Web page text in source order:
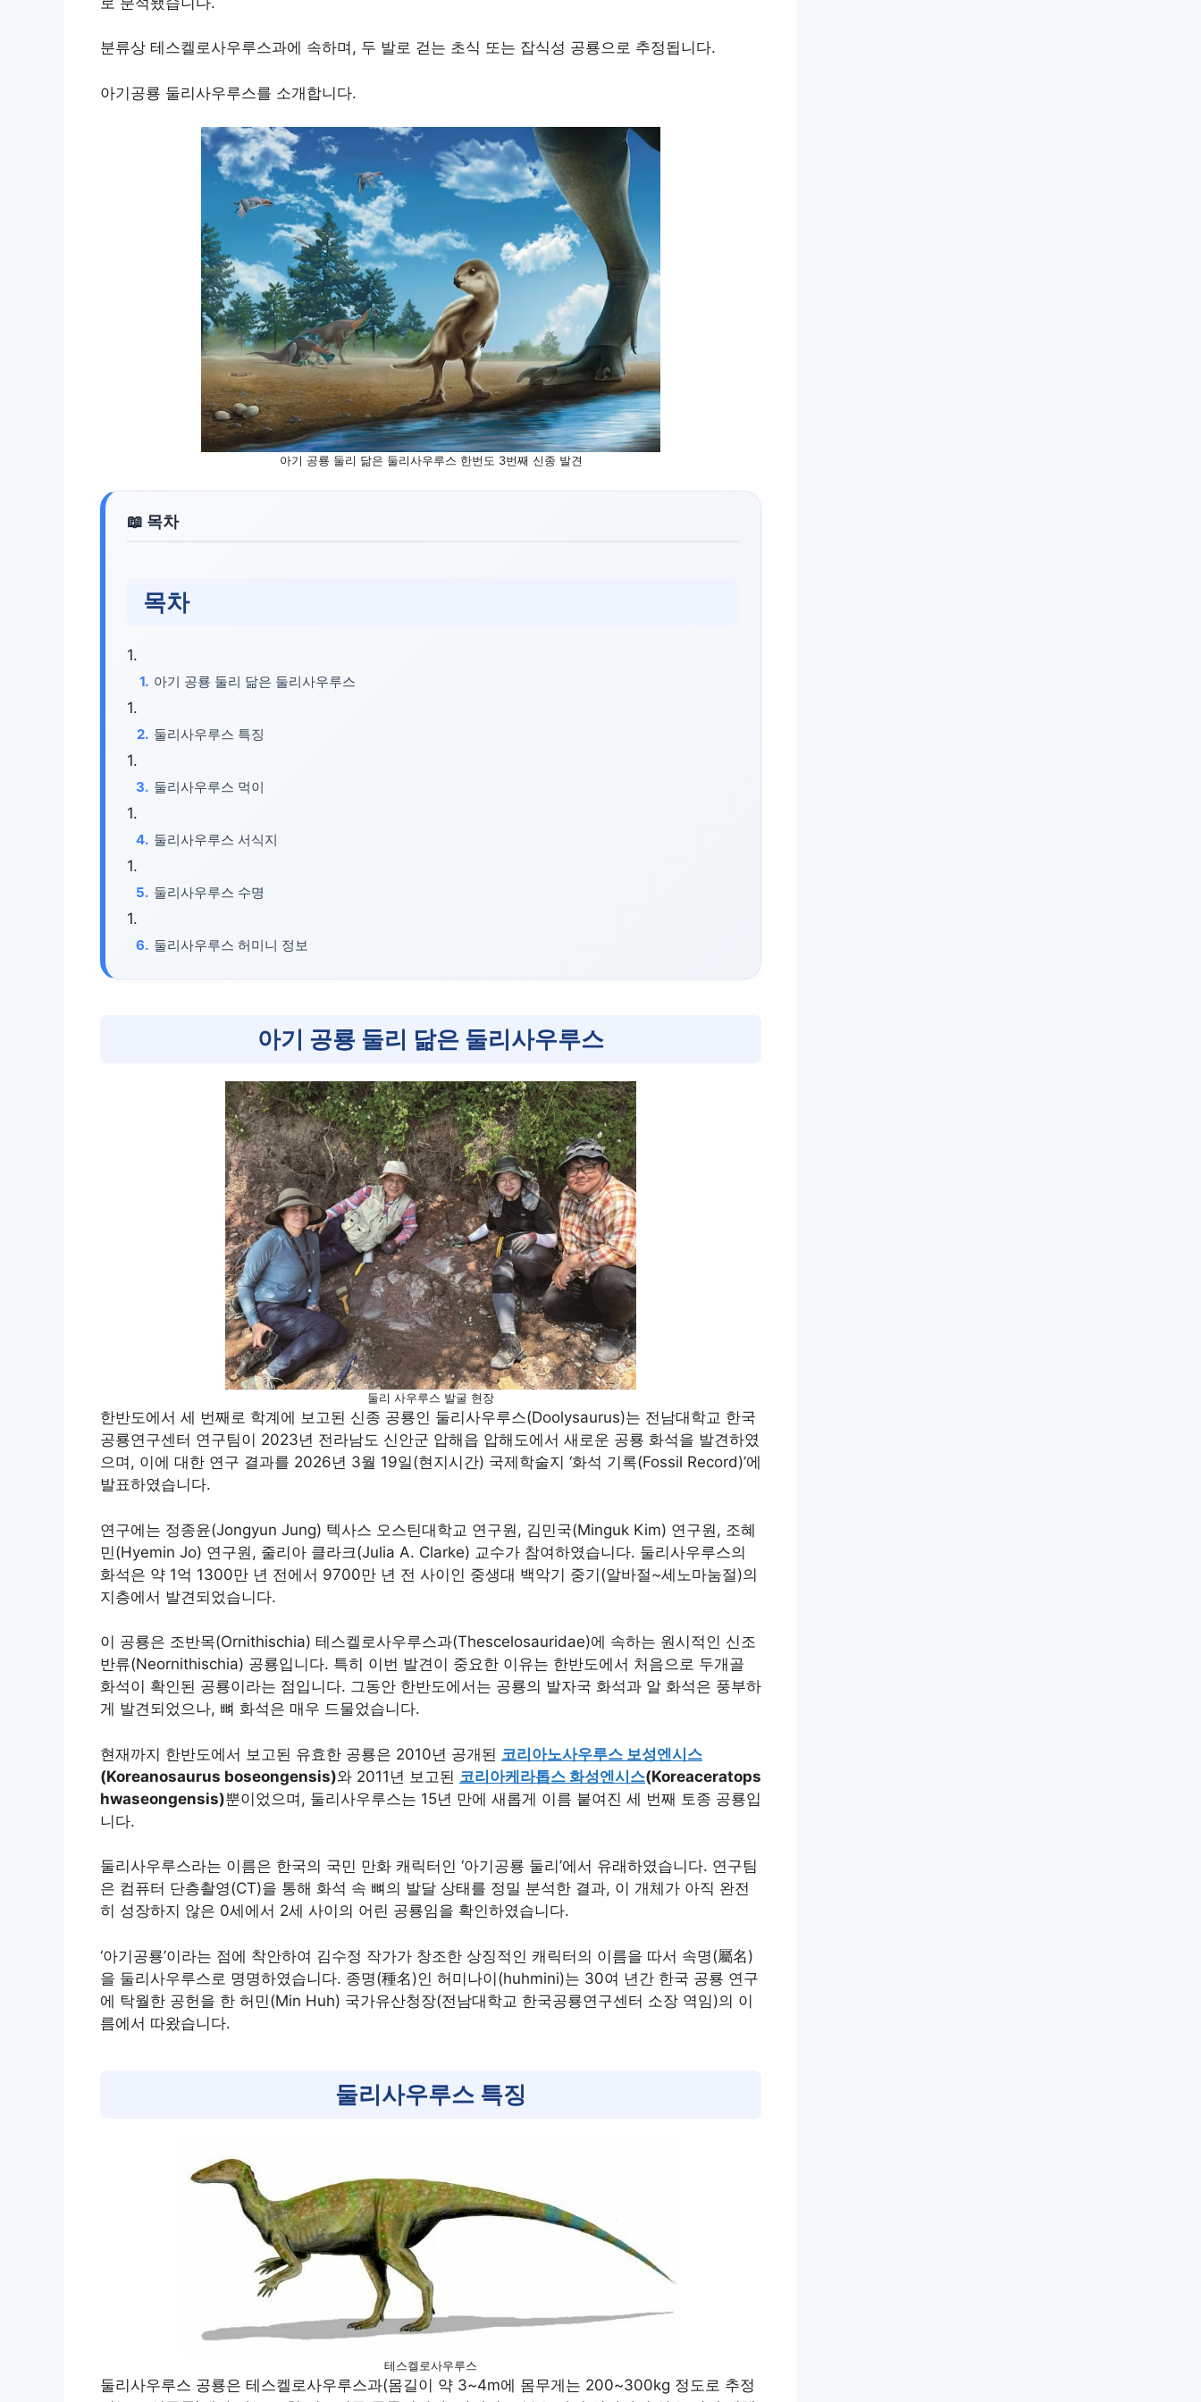
분류상 테스켈로사우루스과에 속하며, 두 발로 걷는 초식 또는 잡식성 공룡으로 추정됩니다.
아기공룡 둘리사우루스를 소개합니다.
아기 공룡 둘리 닮은 둘리사우루스 한번도 3번째 신종 발견
목차
아기 공룡 둘리 닮은 둘리사우루스
둘리사우루스 특징
둘리사우루스 먹이
둘리사우루스 서식지
둘리사우루스 수명
둘리사우루스 허미니 정보
아기 공룡 둘리 닮은 둘리사우루스
둘리 사우루스 발굴 현장
한반도에서 세 번째로 학계에 보고된 신종 공룡인 둘리사우루스(Doolysaurus)는 전남대학교 한국
공룡연구센터 연구팀이 2023년 전라남도 신안군 압해읍 압해도에서 새로운 공룡 화석을 발견하였
으며, 이에 대한 연구 결과를 2026년 3월 19일(현지시간) 국제학술지 ‘화석 기록(Fossil Record)’에
발표하였습니다.
연구에는 정종윤(Jongyun Jung) 텍사스 오스틴대학교 연구원, 김민국(Minguk Kim) 연구원, 조혜
민(Hyemin Jo) 연구원, 줄리아 클라크(Julia A. Clarke) 교수가 참여하였습니다. 둘리사우루스의
화석은 약 1억 1300만 년 전에서 9700만 년 전 사이인 중생대 백악기 중기(알바절~세노마눔절)의
지층에서 발견되었습니다.
이 공룡은 조반목(Ornithischia) 테스켈로사우루스과(Thescelosauridae)에 속하는 원시적인 신조
반류(Neornithischia) 공룡입니다. 특히 이번 발견이 중요한 이유는 한반도에서 처음으로 두개골
화석이 확인된 공룡이라는 점입니다. 그동안 한반도에서는 공룡의 발자국 화석과 알 화석은 풍부하
게 발견되었으나, 뼈 화석은 매우 드물었습니다.
현재까지 한반도에서 보고된 유효한 공룡은 2010년 공개된 코리아노사우루스 보성엔시스
(Koreanosaurus boseongensis)와 2011년 보고된 코리아케라톱스 화성엔시스(Koreaceratops
hwaseongensis)뿐이었으며, 둘리사우루스는 15년 만에 새롭게 이름 붙여진 세 번째 토종 공룡입
니다.
둘리사우루스라는 이름은 한국의 국민 만화 캐릭터인 ‘아기공룡 둘리’에서 유래하였습니다. 연구팀
은 컴퓨터 단층촬영(CT)을 통해 화석 속 뼈의 발달 상태를 정밀 분석한 결과, 이 개체가 아직 완전
히 성장하지 않은 0세에서 2세 사이의 어린 공룡임을 확인하였습니다.
‘아기공룡’이라는 점에 착안하여 김수정 작가가 창조한 상징적인 캐릭터의 이름을 따서 속명(屬名)
을 둘리사우루스로 명명하였습니다. 종명(種名)인 허미나이(huhmini)는 30여 년간 한국 공룡 연구
에 탁월한 공헌을 한 허민(Min Huh) 국가유산청장(전남대학교 한국공룡연구센터 소장 역임)의 이
름에서 따왔습니다.
둘리사우루스 특징
테스켈로사우루스
둘리사우루스 공룡은 테스켈로사우루스과(몸길이 약 3~4m에 몸무게는 200~300kg 정도로 추정